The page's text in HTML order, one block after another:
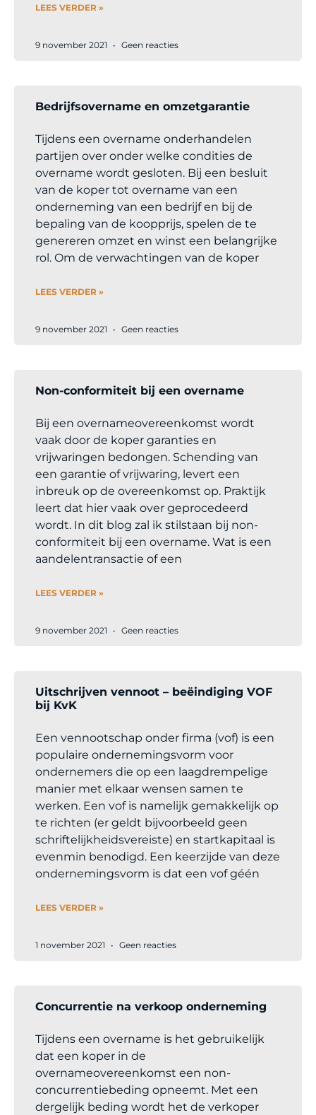
LEES VERDER »
9 november 2021 Geen reacties
Bedrijfsovername en omzetgarantie
Tijdens een overname onderhandelen
partijen over onder welke condities de
overname wordt gesloten. Bij een besluit
van de koper tot overname van een
onderneming van een bedrijf en bij de
bepaling van de koopprijs, spelen de te
genereren omzet en winst een belangrijke
rol. Om de verwachtingen van de koper
LEES VERDER »
9 november 2021 Geen reacties
Non-conformiteit bij een overname
Bij een overnameovereenkomst wordt
vaak door de koper garanties en
vrijwaringen bedongen. Schending van
een garantie of vrijwaring, levert een
inbreuk op de overeenkomst op. Praktijk
leert dat hier vaak over geprocedeerd
wordt. In dit blog zal ik stilstaan bij non-
conformiteit bij een overname. Wat is een
aandelentransactie of een
LEES VERDER »
9 november 2021 Geen reacties
Uitschrijven vennoot – beëindiging VOF
bij KvK
Een vennootschap onder firma (vof) is een
populaire ondernemingsvorm voor
ondernemers die op een laagdrempelige
manier met elkaar wensen samen te
werken. Een vof is namelijk gemakkelijk op
te richten (er geldt bijvoorbeeld geen
schriftelijkheidsvereiste) en startkapitaal is
evenmin benodigd. Een keerzijde van deze
ondernemingsvorm is dat een vof géén
LEES VERDER »
1 november 2021 Geen reacties
Concurrentie na verkoop onderneming
Tijdens een overname is het gebruikelijk
dat een koper in de
overnameovereenkomst een non-
concurrentiebeding opneemt. Met een
dergelijk beding wordt het de verkoper